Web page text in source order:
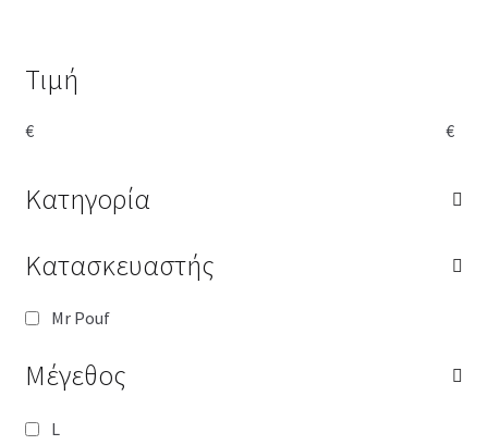
Τιμή
€ €
Κατηγορία
Κατασκευαστής
Mr Pouf
Μέγεθος
L